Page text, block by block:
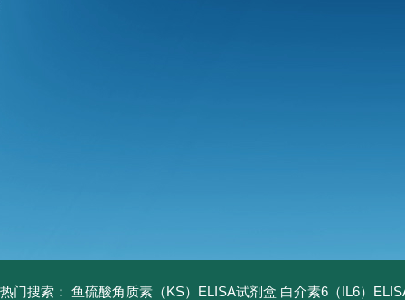
热门搜索： 鱼硫酸角质素（KS）ELISA试剂盒 白介素6（IL6）